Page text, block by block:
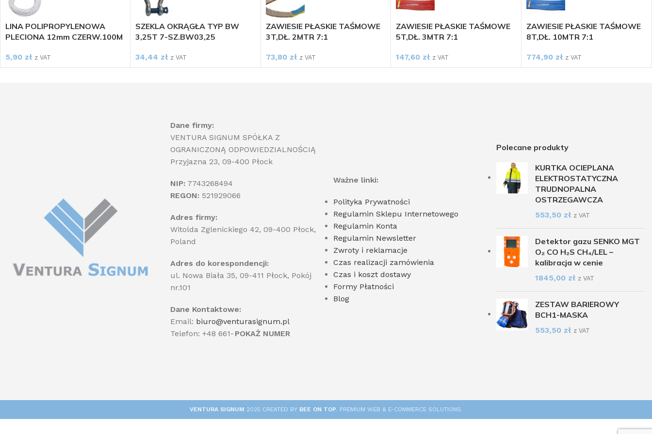
LINA POLIPROPYLENOWA
PLECIONA 12mm CZERW.100M
5,90 zł z VAT
SZEKLA OKRĄGŁA TYP BW
3,25T 7-SZ.BW03,25
34,44 zł z VAT
ZAWIESIE PŁASKIE TAŚMOWE
3T,DŁ. 2MTR 7:1
73,80 zł z VAT
ZAWIESIE PŁASKIE TAŚMOWE
5T,DŁ. 3MTR 7:1
147,60 zł z VAT
ZAWIESIE PŁASKIE TAŚMOWE
8T,DŁ. 10MTR 7:1
774,90 zł z VAT
Dane firmy:
VENTURA SIGNUM SPÓŁKA Z
OGRANICZONĄ ODPOWIEDZIALNOŚCIĄ
Przyjazna 23, 09-400 Płock
NIP: 7743268494
REGON: 521929066
Adres firmy:
Witolda Zglenickiego 42, 09-400 Płock,
Poland
Adres do korespondencji:
ul. Nowa Biała 35, 09-411 Płock, Pokój
nr.101
Dane Kontaktowe:
Email: biuro@venturasignum.pl
Telefon: +48 661- POKAŻ NUMER
Ważne linki:
Polityka Prywatności
Regulamin Sklepu Internetowego
Regulamin Konta
Regulamin Newsletter
Zwroty i reklamacje
Czas realizacji zamówienia
Czas i koszt dostawy
Formy Płatności
Blog
Polecane produkty
KURTKA OCIEPLANA
ELEKTROSTATYCZNA
TRUDNOPALNA
OSTRZEGAWCZA
553,50 zł z VAT
Detektor gazu SENKO MGT
O₂ CO H₂S CH₄/LEL –
kalibracja w cenie
1845,00 zł z VAT
ZESTAW BARIEROWY
BCH1-MASKA
553,50 zł z VAT
VENTURA SIGNUM 2025 CREATED BY BEE ON TOP. PREMIUM WEB & E-COMMERCE SOLUTIONS.